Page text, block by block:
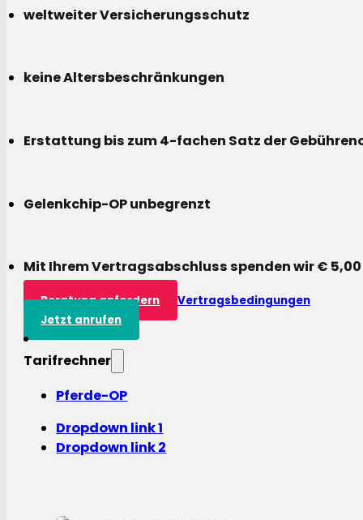
weltweiter Versicherungsschutz
keine Altersbeschränkungen
Erstattung bis zum 4-fachen Satz der
Gelenkchip-OP unbegrenzt
Mit Ihrem Vertragsabschluss spenden wir €
Beratung anfordern
Vertragsbedingungen
Jetzt anrufen
Tarifrechner
Pferde-OP
Dropdown link 1
Dropdown link 2